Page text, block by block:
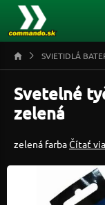
SVIETIDLÁ
Svetelné
zelená
zelená farbaČítať